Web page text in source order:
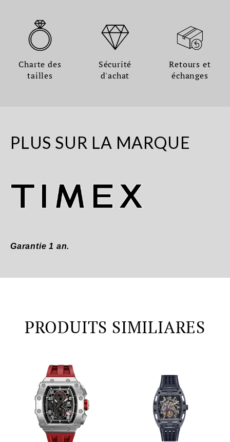
Charte des
tailles
Sécurité
d'achat
Retours et
échanges
PLUS SUR LA MARQUE
Garantie 1 an.
PRODUITS SIMILIARES